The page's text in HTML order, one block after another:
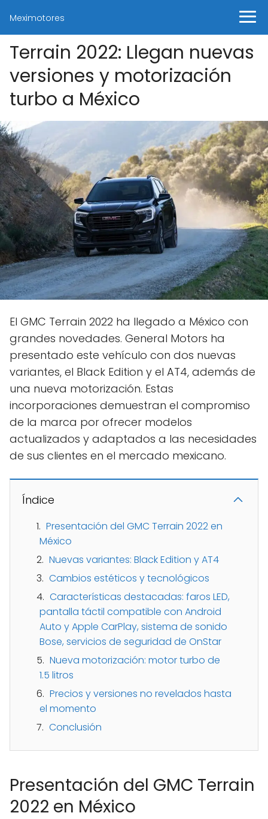
Meximotores
Terrain 2022: Llegan nuevas
versiones y motorización
turbo a México
El GMC Terrain 2022 ha llegado a México con
grandes novedades. General Motors ha
presentado este vehículo con dos nuevas
variantes, el Black Edition y el AT4, además de
una nueva motorización. Estas
incorporaciones demuestran el compromiso
de la marca por ofrecer modelos
actualizados y adaptados a las necesidades
de sus clientes en el mercado mexicano.
Índice
Presentación del GMC Terrain 2022 en
México
Nuevas variantes: Black Edition y AT4
Cambios estéticos y tecnológicos
Características destacadas: faros LED,
pantalla táctil compatible con Android
Auto y Apple CarPlay, sistema de sonido
Bose, servicios de seguridad de OnStar
Nueva motorización: motor turbo de
1.5 litros
Precios y versiones no revelados hasta
el momento
Conclusión
Presentación del GMC Terrain
2022 en México